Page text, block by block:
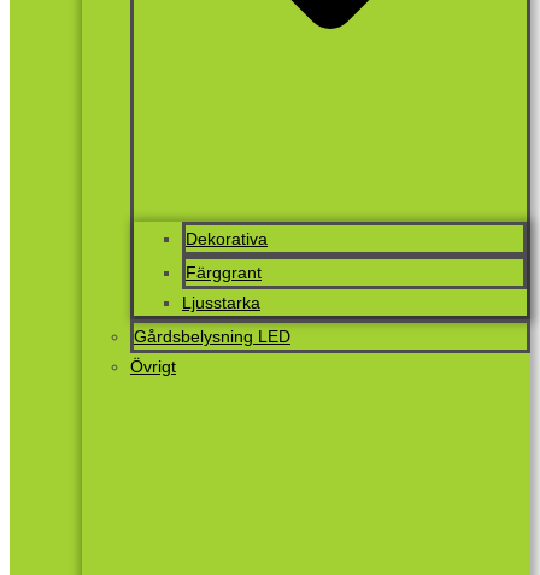
Dekorativa
Färggrant
Ljusstarka
Gårdsbelysning LED
Övrigt